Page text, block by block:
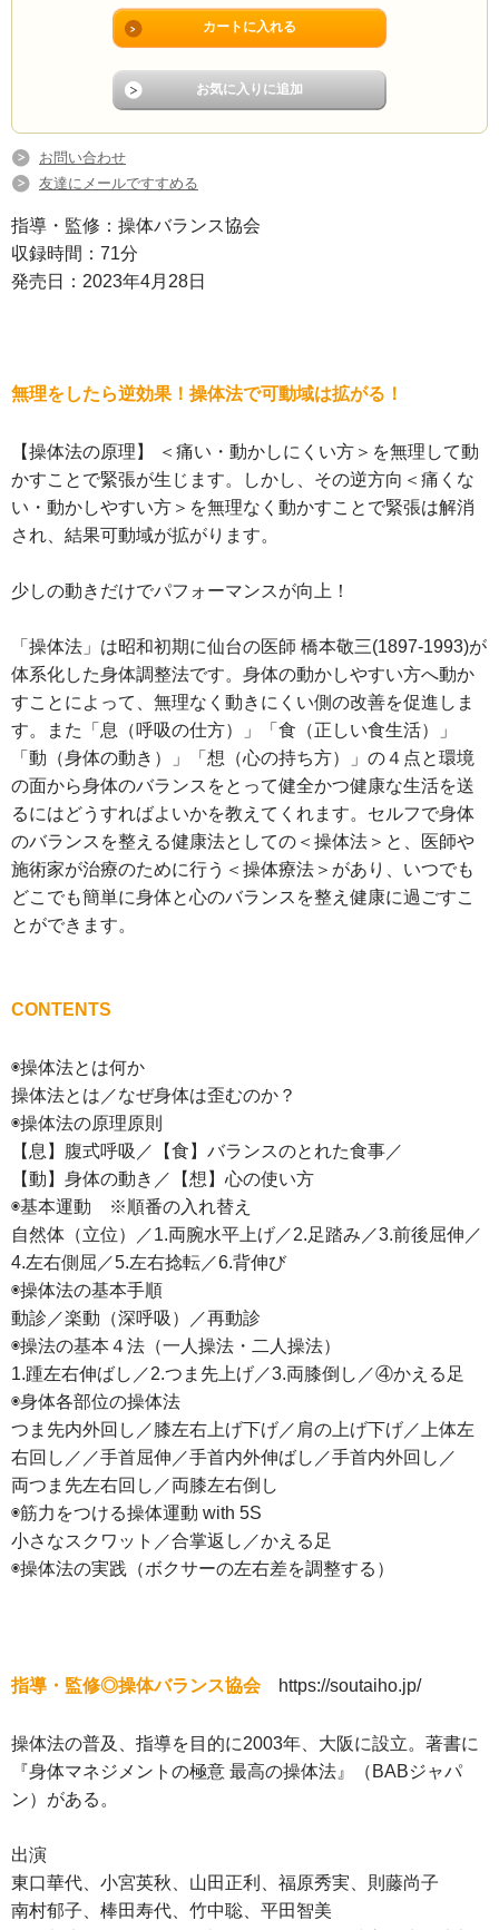
お問い合わせ
友達にメールですすめる
指導・監修：操体バランス協会
収録時間：71分
発売日：2023年4月28日
無理をしたら逆効果！操体法で可動域は拡がる！
【操体法の原理】 ＜痛い・動かしにくい方＞を無理して動
かすことで緊張が生じます。しかし、その逆方向＜痛くな
い・動かしやすい方＞を無理なく動かすことで緊張は解消
され、結果可動域が拡がります。
少しの動きだけでパフォーマンスが向上！
「操体法」は昭和初期に仙台の医師 橋本敬三(1897-1993)が
体系化した身体調整法です。身体の動かしやすい方へ動か
すことによって、無理なく動きにくい側の改善を促進しま
す。また「息（呼吸の仕方）」「食（正しい食生活）」
「動（身体の動き）」「想（心の持ち方）」の４点と環境
の面から身体のバランスをとって健全かつ健康な生活を送
るにはどうすればよいかを教えてくれます。セルフで身体
のバランスを整える健康法としての＜操体法＞と、医師や
施術家が治療のために行う＜操体療法＞があり、いつでも
どこでも簡単に身体と心のバランスを整え健康に過ごすこ
とができます。
CONTENTS
◉操体法とは何か
操体法とは／なぜ身体は歪むのか？
◉操体法の原理原則
【息】腹式呼吸／【食】バランスのとれた食事／
【動】身体の動き／【想】心の使い方
◉基本運動 ※順番の入れ替え
自然体（立位）／1.両腕水平上げ／2.足踏み／3.前後屈伸／
4.左右側屈／5.左右捻転／6.背伸び
◉操体法の基本手順
動診／楽動（深呼吸）／再動診
◉操法の基本４法（一人操法・二人操法）
1.踵左右伸ばし／2.つま先上げ／3.両膝倒し／④かえる足
◉身体各部位の操体法
つま先内外回し／膝左右上げ下げ／肩の上げ下げ／上体左
右回し／／手首屈伸／手首内外伸ばし／手首内外回し／
両つま先左右回し／両膝左右倒し
◉筋力をつける操体運動 with 5S
小さなスクワット／合掌返し／かえる足
◉操体法の実践（ボクサーの左右差を調整する）
指導・監修◎操体バランス協会https://soutaiho.jp/
操体法の普及、指導を目的に2003年、大阪に設立。著書に
『身体マネジメントの極意 最高の操体法』（BABジャパ
ン）がある。
出演
東口華代、小宮英秋、山田正利、福原秀実、則藤尚子
南村郁子、棒田寿代、竹中聡、平田智美